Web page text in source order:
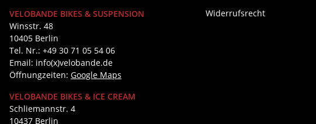
VELOBANDE BIKES & SUSPENSION
Winsstr. 48
10405 Berlin
Tel. Nr.: +49 30 71 05 54 06
Email: info(x)velobande.de
Öffnungzeiten: Google Maps
VELOBANDE BIKES & ICE CREAM
Schliemannstr. 4
10437 Berlin
Widerrufsrecht